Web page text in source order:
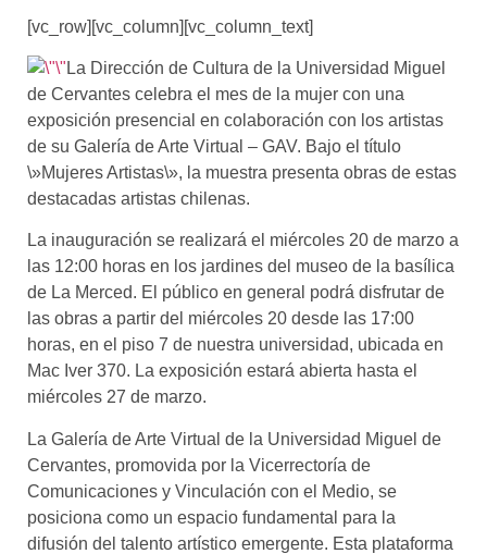
[vc_row][vc_column][vc_column_text]
La Dirección de Cultura de la Universidad Miguel
de Cervantes celebra el mes de la mujer con una
exposición presencial en colaboración con los artistas
de su Galería de Arte Virtual – GAV. Bajo el título
\»Mujeres Artistas\», la muestra presenta obras de estas
destacadas artistas chilenas.
La inauguración se realizará el miércoles 20 de marzo a
las 12:00 horas en los jardines del museo de la basílica
de La Merced. El público en general podrá disfrutar de
las obras a partir del miércoles 20 desde las 17:00
horas, en el piso 7 de nuestra universidad, ubicada en
Mac Iver 370. La exposición estará abierta hasta el
miércoles 27 de marzo.
La Galería de Arte Virtual de la Universidad Miguel de
Cervantes, promovida por la Vicerrectoría de
Comunicaciones y Vinculación con el Medio, se
posiciona como un espacio fundamental para la
difusión del talento artístico emergente. Esta plataforma